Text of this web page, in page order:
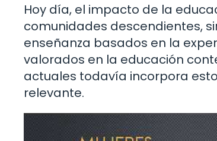
Hoy día, el impacto de la
comunidades descendientes,
enseñanza basados en la
valorados en la educación
actuales todavía incorpora
relevante.